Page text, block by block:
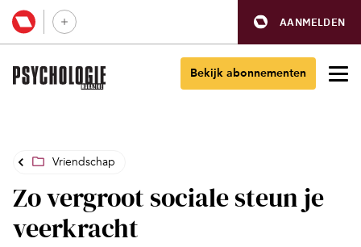
AANMELDEN
Bekijk abonnementen
Vriendschap
Zo vergroot sociale steun je
veerkracht